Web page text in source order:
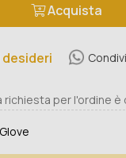
Acquista
richiesta per l'ordine è